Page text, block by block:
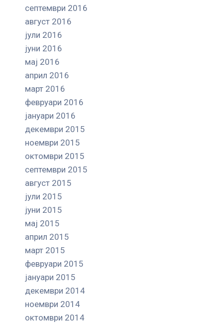
септември 2016
август 2016
јули 2016
јуни 2016
мај 2016
април 2016
март 2016
февруари 2016
јануари 2016
декември 2015
ноември 2015
октомври 2015
септември 2015
август 2015
јули 2015
јуни 2015
мај 2015
април 2015
март 2015
февруари 2015
јануари 2015
декември 2014
ноември 2014
октомври 2014